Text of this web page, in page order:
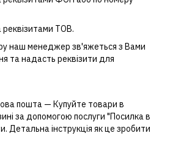
ТОВ.
наш менеджер зв'яжеться з Вами
та надасть реквізити для
пошта — Купуйте товари в
за допомогою послуги "Посилка в
Детальна інструкція як це зробити